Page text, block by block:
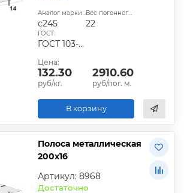
Аналог марки стали:
с245
Вес погонного метра, кг:
22
ГОСТ:
ГОСТ 103-2006, ГОСТ 1577-93, ГОСТ 4405-75
Цена:
132.30
руб/кг.
2910.60
руб/пог. м.
В корзину
Полоса металлическая
200х16
Артикул: 8968
Достаточно